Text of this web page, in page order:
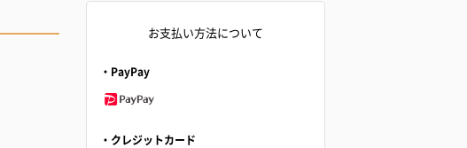
お支払い方法について
・PayPay
・クレジットカード